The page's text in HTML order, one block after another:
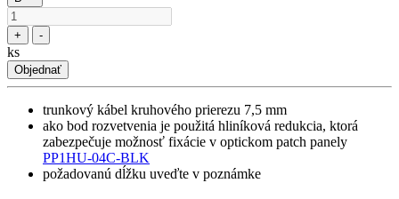
+ -
ks
Objednať
trunkový kábel kruhového prierezu 7,5 mm
ako bod rozvetvenia je použitá hliníková redukcia, ktorá
zabezpečuje možnosť fixácie v optickom patch panely
PP1HU-04C-BLK
požadovanú dĺžku uveďte v poznámke